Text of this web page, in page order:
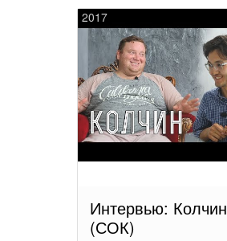
2017
Интервью: Колчин
(СОК)